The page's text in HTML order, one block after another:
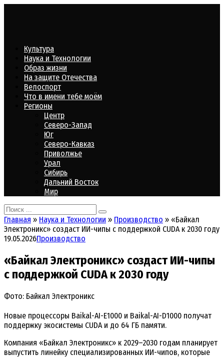
Культура
Наука и Технологии
Образ жизни
На защите Отечества
Велоспорт
Что в имени тебе моём
Регионы
Центр
Северо-Запад
Юг
Северо-Кавказ
Приволжье
Урал
Сибирь
Дальний Восток
Мир
Search
for:
Главная » Наука и Технологии » Производство » «Байкал
Электроникс» создаст ИИ-чипы с поддержкой CUDA к 2030 году
19.05.2026Производство
«Байкал Электроникс» создаст ИИ-чипы
с поддержкой CUDA к 2030 году
Фото: Байкал Электроникс
Новые процессоры Baikal-AI-E1000 и Baikal-AI-D1000 получат
поддержку экосистемы CUDA и до 64 ГБ памяти.
Компания «Байкал Электроникс» к 2029–2030 годам планирует
выпустить линейку специализированных ИИ-чипов, которые